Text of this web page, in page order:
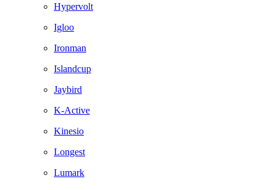
Hypervolt
Igloo
Ironman
Islandcup
Jaybird
K-Active
Kinesio
Longest
Lumark